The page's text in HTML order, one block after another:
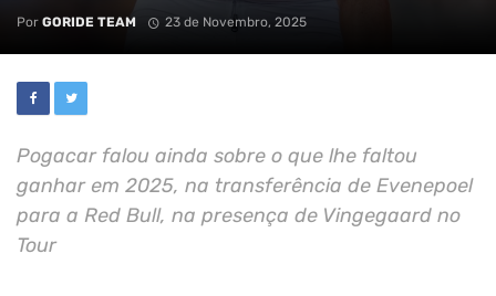
Por GORIDE TEAM 23 de Novembro, 2025
Pogacar falou ainda sobre o que lhe faltou
ganhar em 2025, na transferência de Evenepoel
para a Red Bull, na presença de Vingegaard no
Tour